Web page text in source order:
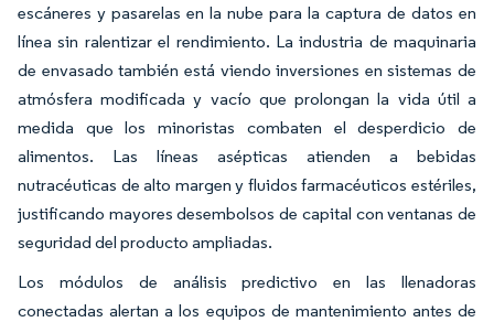
escáneres y pasarelas en la nube para la captura de datos en
línea sin ralentizar el rendimiento. La industria de maquinaria
de envasado también está viendo inversiones en sistemas de
atmósfera modificada y vacío que prolongan la vida útil a
medida que los minoristas combaten el desperdicio de
alimentos. Las líneas asépticas atienden a bebidas
nutracéuticas de alto margen y fluidos farmacéuticos estériles,
justificando mayores desembolsos de capital con ventanas de
seguridad del producto ampliadas.
Los módulos de análisis predictivo en las llenadoras
conectadas alertan a los equipos de mantenimiento antes de